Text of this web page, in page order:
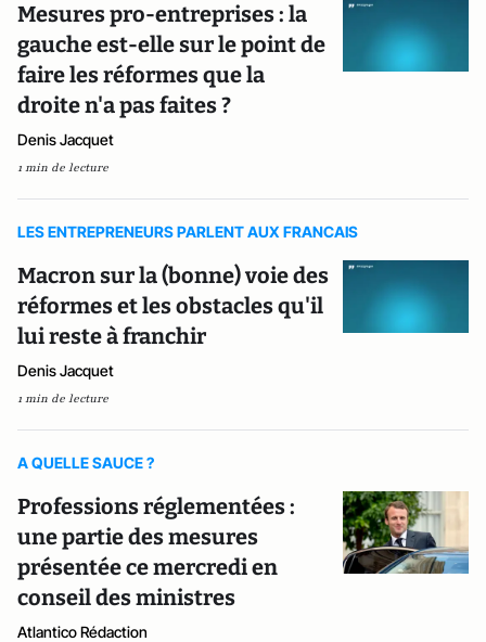
Mesures pro-entreprises : la
gauche est-elle sur le point de
faire les réformes que la
droite n'a pas faites ?
Denis Jacquet
1 min de lecture
LES ENTREPRENEURS PARLENT AUX FRANCAIS
Macron sur la (bonne) voie des
réformes et les obstacles qu'il
lui reste à franchir
Denis Jacquet
1 min de lecture
A QUELLE SAUCE ?
Professions réglementées :
une partie des mesures
présentée ce mercredi en
conseil des ministres
Atlantico Rédaction